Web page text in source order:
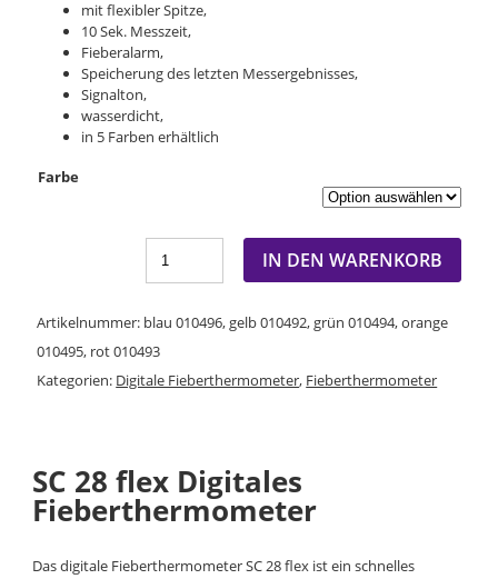
mit flexibler Spitze,
10 Sek. Messzeit,
Fieberalarm,
Speicherung des letzten Messergebnisses,
Signalton,
wasserdicht,
in 5 Farben erhältlich
Farbe
IN DEN WARENKORB
Artikelnummer: blau 010496, gelb 010492, grün 010494, orange
010495, rot 010493
Kategorien: Digitale Fieberthermometer, Fieberthermometer
SC 28 flex Digitales
Fieberthermometer
Das digitale Fieberthermometer SC 28 flex ist ein schnelles